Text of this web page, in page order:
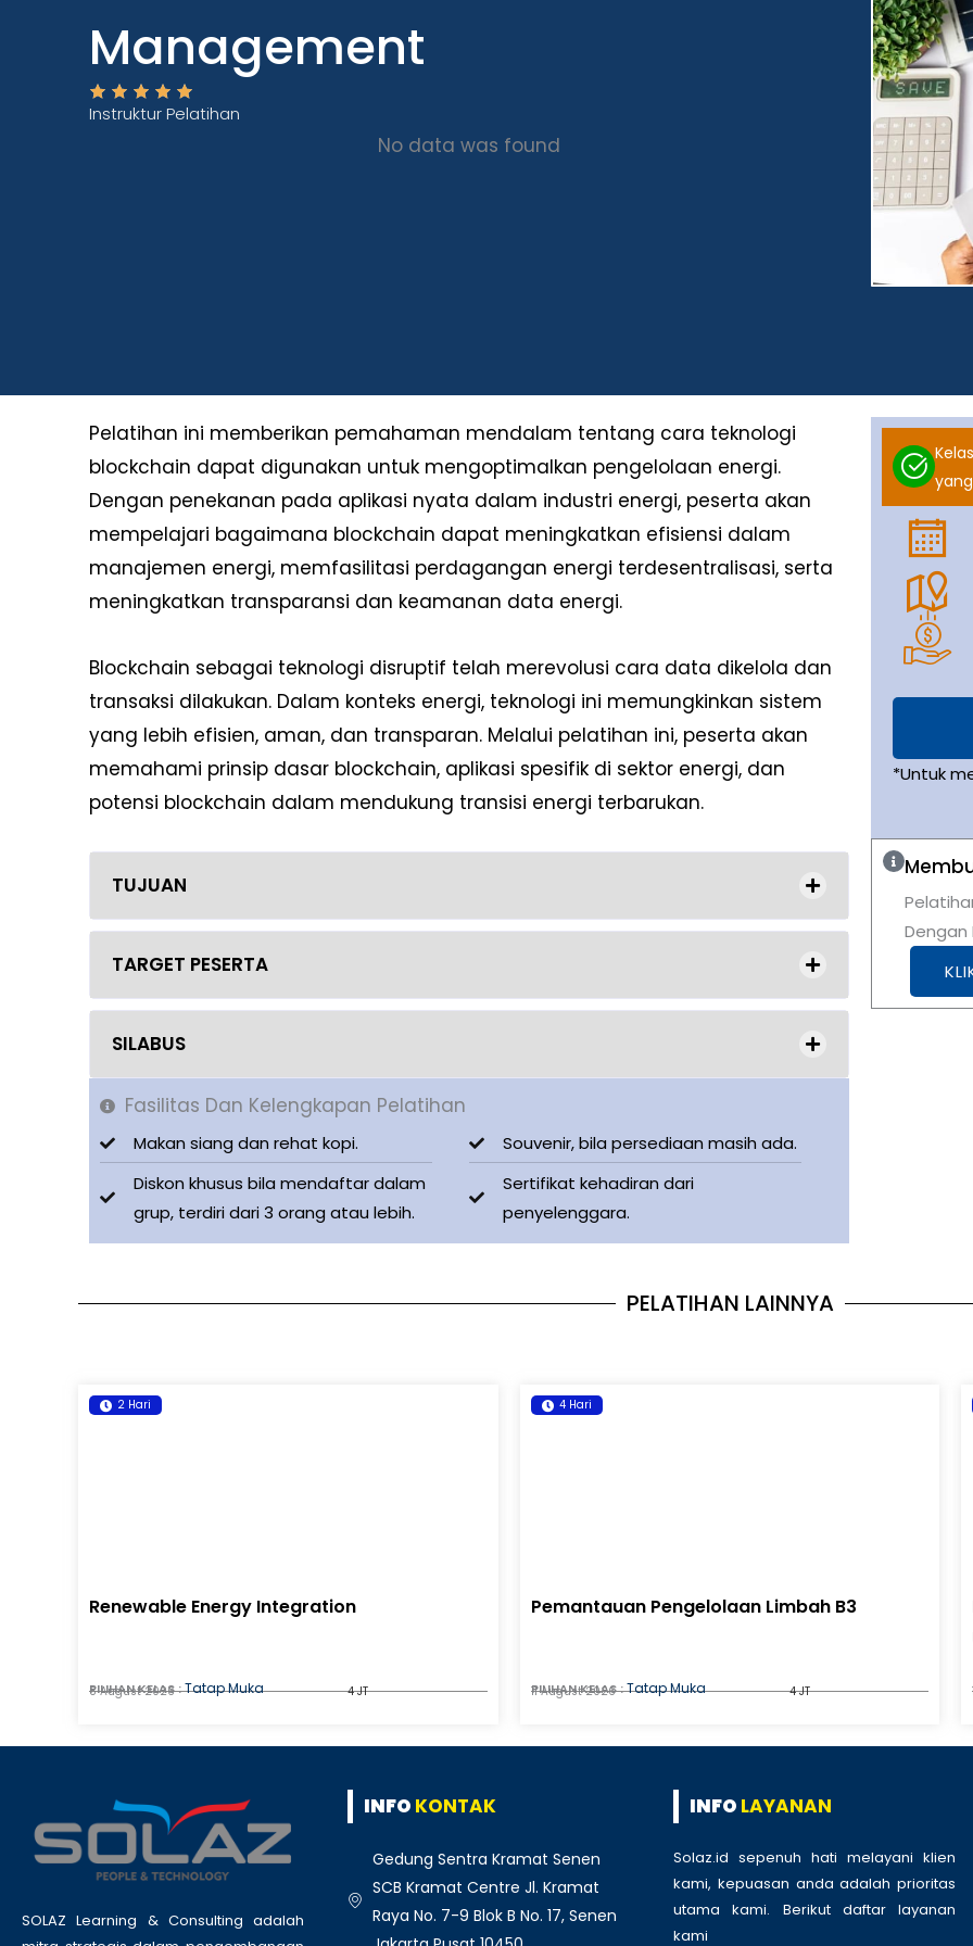
Management
Instruktur Pelatihan
No data was found
Pelatihan ini memberikan pemahaman mendalam tentang cara teknologi
blockchain dapat digunakan untuk mengoptimalkan pengelolaan energi.
Dengan penekanan pada aplikasi nyata dalam industri energi, peserta akan
mempelajari bagaimana blockchain dapat meningkatkan efisiensi dalam
manajemen energi, memfasilitasi perdagangan energi terdesentralisasi, serta
meningkatkan transparansi dan keamanan data energi.
Blockchain sebagai teknologi disruptif telah merevolusi cara data dikelola dan
transaksi dilakukan. Dalam konteks energi, teknologi ini memungkinkan sistem
yang lebih efisien, aman, dan transparan. Melalui pelatihan ini, peserta akan
memahami prinsip dasar blockchain, aplikasi spesifik di sektor energi, dan
potensi blockchain dalam mendukung transisi energi terbarukan.
TUJUAN
TARGET PESERTA
SILABUS
Fasilitas Dan Kelengkapan Pelatihan
Makan siang dan rehat kopi.
Souvenir, bila persediaan masih ada.
Diskon khusus bila mendaftar dalam
grup, terdiri dari 3 orang atau lebih.
Sertifikat kehadiran dari
penyelenggara.
*Untuk
Dengan
PELATIHAN LAINNYA
2 Hari
Renewable Energy Integration
PILIHAN KELAS :Tatap Muka
8 August 2026 4 JT
4 Hari
Pemantauan Pengelolaan Limbah B3
PILIHAN KELAS :Tatap Muka
11 August 2026 4 JT
SOLAZ Learning & Consulting adalah
INFO KONTAK
Gedung Sentra Kramat Senen
SCB Kramat Centre Jl. Kramat
Raya No. 7-9 Blok B No. 17, Senen
INFO LAYANAN
Solaz.id sepenuh hati melayani klien
kami, kepuasan anda adalah prioritas
utama kami. Berikut daftar layanan
kami